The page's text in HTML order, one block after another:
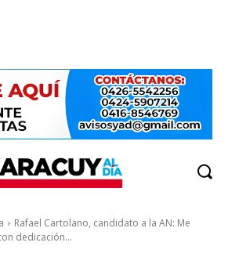
Rafael Cartolano, candidato a la AN: Me
dedicación...